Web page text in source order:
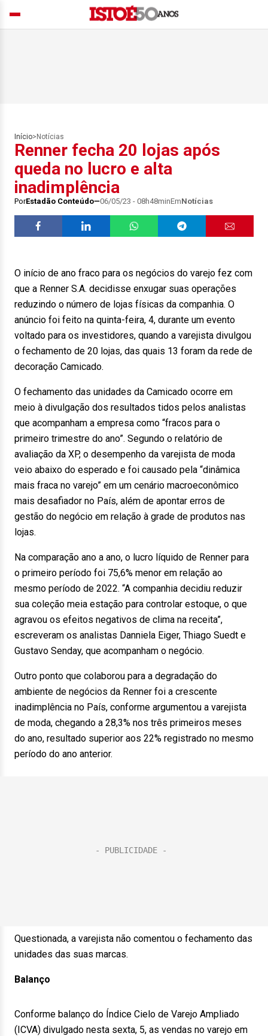
Início> Notícias
Renner fecha 20 lojas após
queda no lucro e alta
inadimplência
PorEstadão Conteúdo 06/05/23 - 08h48minEmNotícias
O início de ano fraco para os negócios do varejo fez com
que a Renner S.A. decidisse enxugar suas operações
reduzindo o número de lojas físicas da companhia. O
anúncio foi feito na quinta-feira, 4, durante um evento
voltado para os investidores, quando a varejista divulgou
o fechamento de 20 lojas, das quais 13 foram da rede de
decoração Camicado.
O fechamento das unidades da Camicado ocorre em
meio à divulgação dos resultados tidos pelos analistas
que acompanham a empresa como “fracos para o
primeiro trimestre do ano”. Segundo o relatório de
avaliação da XP, o desempenho da varejista de moda
veio abaixo do esperado e foi causado pela “dinâmica
mais fraca no varejo” em um cenário macroeconômico
mais desafiador no País, além de apontar erros de
gestão do negócio em relação à grade de produtos nas
lojas.
Na comparação ano a ano, o lucro líquido de Renner para
o primeiro período foi 75,6% menor em relação ao
mesmo período de 2022. “A companhia decidiu reduzir
sua coleção meia estação para controlar estoque, o que
agravou os efeitos negativos de clima na receita”,
escreveram os analistas Danniela Eiger, Thiago Suedt e
Gustavo Senday, que acompanham o negócio.
Outro ponto que colaborou para a degradação do
ambiente de negócios da Renner foi a crescente
inadimplência no País, conforme argumentou a varejista
de moda, chegando a 28,3% nos três primeiros meses
do ano, resultado superior aos 22% registrado no mesmo
período do ano anterior.
Questionada, a varejista não comentou o fechamento das
unidades das suas marcas.
Balanço
Conforme balanço do Índice Cielo de Varejo Ampliado
(ICVA) divulgado nesta sexta, 5, as vendas no varejo em